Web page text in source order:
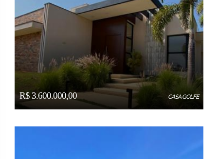
R$ 3.600.000,00 CASA GOLFE